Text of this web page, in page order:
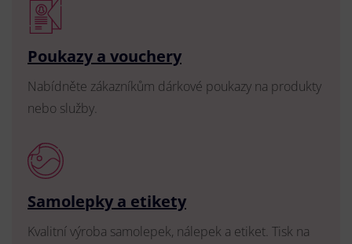
Poukazy a vouchery
Nabídněte zákazníkům dárkové poukazy na produkty
nebo služby.
Samolepky a etikety
Kvalitní výroba samolepek, nálepek a etiket. Tisk na